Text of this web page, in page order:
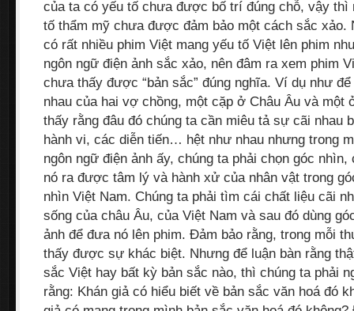
của ta có yếu tố chưa được bố trí đúng chỗ, vậy thì
tố thẩm mỹ chưa được đảm bảo một cách sắc xảo.
có rất nhiều phim Việt mang yếu tố Việt lên phim
ngôn ngữ điện ảnh sắc xảo, nên đâm ra xem phim
chưa thấy được “bản sắc” đúng nghĩa. Ví dụ như
nhau của hai vợ chồng, một cặp ở Châu Âu và một
thấy rằng đâu đó chúng ta cần miêu tả sự cãi nhau
hành vi, các diễn tiến… hệt như nhau nhưng trong
ngôn ngữ điện ảnh ấy, chúng ta phải chọn góc nhìn,
nó ra được tâm lý và hành xử của nhân vật trong
nhìn Việt Nam. Chúng ta phải tìm cái chất liệu cãi
sống của châu Âu, của Việt Nam và sau đó dùng
ảnh để đưa nó lên phim. Đảm bảo rằng, trong mỗi
thấy được sự khác biệt. Nhưng để luận bàn rằng
sắc Việt hay bất kỳ bản sắc nào, thì chúng ta phải
rằng: Khán giả có hiểu biết về bản sắc văn hoá đó